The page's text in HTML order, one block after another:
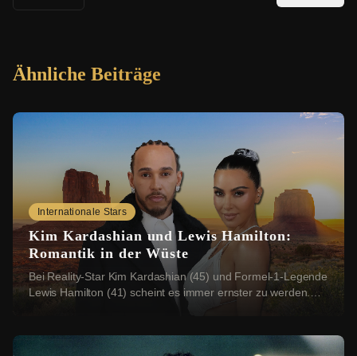
Ähnliche Beiträge
Internationale Stars
Kim Kardashian und Lewis Hamilton:
Romantik in der Wüste
Bei Reality-Star Kim Kardashian (45) und Formel-1-Legende
Lewis Hamilton (41) scheint es immer ernster zu werden.